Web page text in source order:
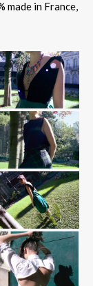
made in France,